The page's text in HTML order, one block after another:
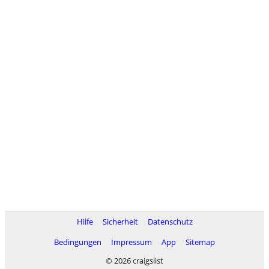
Hilfe Sicherheit
Datenschutz
Bedingungen
Impressum App
Sitemap
© 2026 craigslist